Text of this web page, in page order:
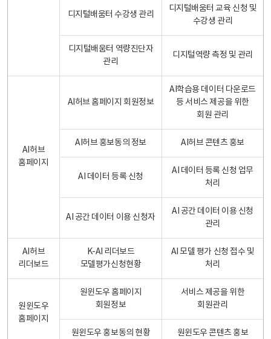
디지털배움터 수강생 관리
디지털배움터 교육 신청 및
수강생 관리
디지털배움터 역량진단자
관리
디지털역량 측정 및 관리
AI허브
홈페이지
AI허브 홈페이지 회원정보
AI학습용 데이터 다운로드
등 서비스 제공을 위한
회원 관리
AI허브 홍보동의 정보 AI허브 콘텐츠 홍보
AI 데이터 등록 신청
AI 데이터 등록 신청 업무
처리
AI 공간 데이터 이용 신청자
AI 공간 데이터 이용 신청
관리
AI허브
리더보드
K-AI 리더보드
모델평가신청현황
AI 모델 평가 신청 접수 및
처리
원윈도우
홈페이지
원윈도우 홈페이지
회원정보
서비스 제공을 위한
회원관리
원윈도우 홍보동의 현황 원윈도우 콘텐츠 홍보